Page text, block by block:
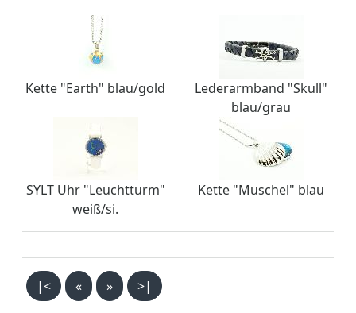
Kette "Earth" blau/gold
Lederarmband "Skull"
blau/grau
SYLT Uhr "Leuchtturm"
weiß/si.
Kette "Muschel" blau
|< « » >|